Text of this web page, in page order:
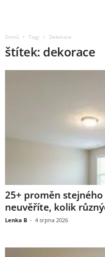
Domů Tagy Dekorace
štítek: dekorace
25+ proměn stejného
neuvěříte, kolik
Lenka B - 4 srpna 2026